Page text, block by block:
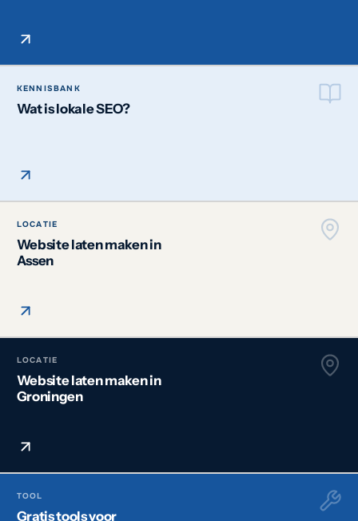
KENNISBANK
Wat is lokale SEO?
LOCATIE
Website laten maken in
Assen
LOCATIE
Website laten maken in
Groningen
TOOL
Gratis tools voor